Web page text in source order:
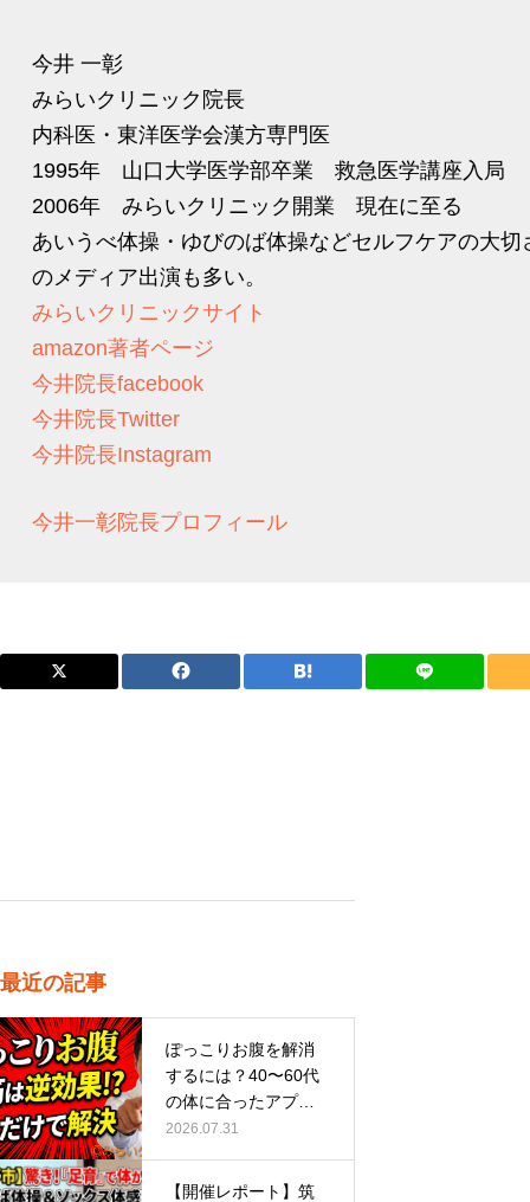
今井 一彰
みらいクリニック院長
内科医・東洋医学会漢方専門医
1995年 山口大学医学部卒業 救急医学講座入局
2006年 みらいクリニック開業 現在に至る
あいうべ体操・ゆびのば体操などセルフケアの大
のメディア出演も多い。
みらいクリニックサイト
amazon著者ページ
今井院長facebook
今井院長Twitter
今井院長Instagram
今井一彰院長プロフィール
最近の記事
ぽっこりお腹を解消
するには？40〜60代
の体に合ったアプロ
ーチ
2026.07.31
【開催レポート】筑